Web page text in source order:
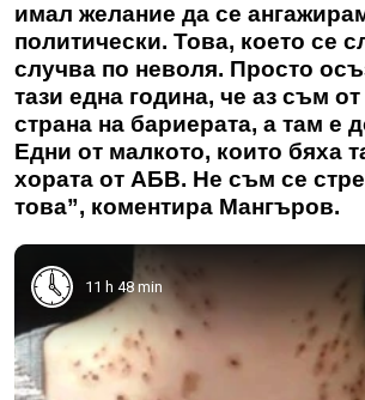
имал желание да се
политически. Това, което се
случва по неволя. Просто
тази една година, че аз съм
страна на бариерата, а там е
Едни от малкото, които бяха
хората от АБВ. Не съм се
това”, коментира Мангъров.
11 h 48 min